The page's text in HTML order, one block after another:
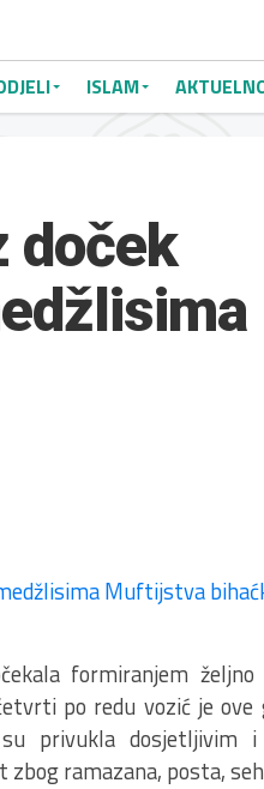
ISLAM
doček
formiranjem željno
po redu vozić je ove
privukla dosjetljivim
ramazana, posta,